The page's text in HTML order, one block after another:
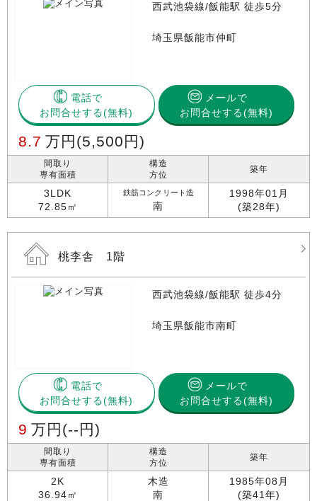
西武池袋線/飯能駅 徒歩5分
埼玉県飯能市仲町
電話で
お問合せする
メールで
お問合せする(無料)
8.7 万円 (5,500円)
間取り
専有面積
3LDK
72.85㎡
構造
方位
鉄筋コンクリート造
南
築年
1998年01月
(築28年)
桃李舎 1階
西武池袋線/飯能駅 徒歩4分
埼玉県飯能市南町
電話で
お問合せする
メールで
お問合せする(無料)
9 万円 (--円)
間取り
専有面積
2K
36.94㎡
構造
方位
木造
南
築年
1985年08月
(築41年)